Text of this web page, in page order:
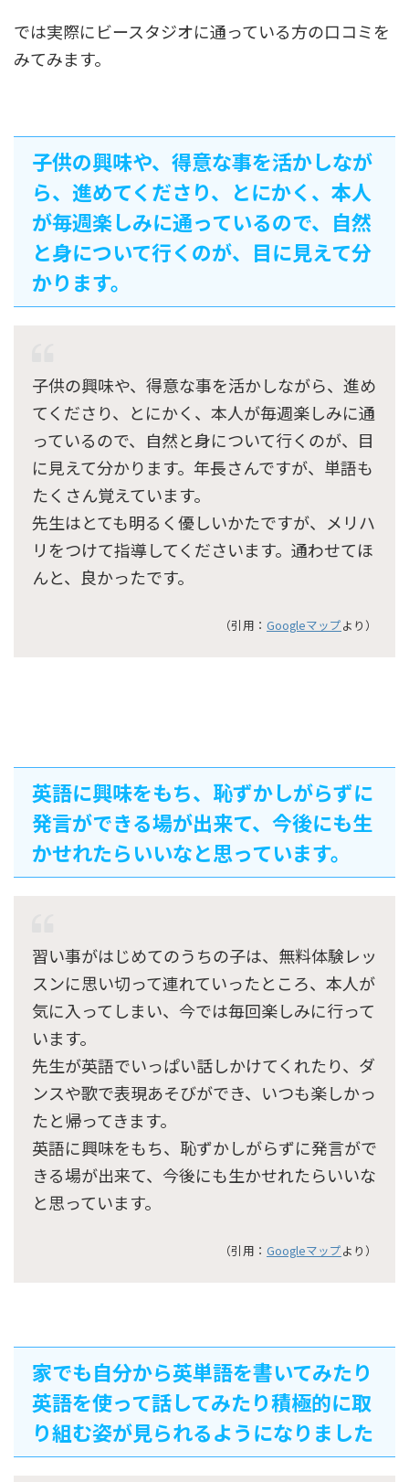
では実際にビースタジオに通っている方の口コミを
みてみます。
子供の興味や、得意な事を活かしなが
ら、進めてくださり、とにかく、本人
が毎週楽しみに通っているので、自然
と身について行くのが、目に見えて分
かります。
子供の興味や、得意な事を活かしながら、進め
てくださり、とにかく、本人が毎週楽しみに通
っているので、自然と身について行くのが、目
に見えて分かります。年長さんですが、単語も
たくさん覚えています。
先生はとても明るく優しいかたですが、メリハ
リをつけて指導してくださいます。通わせてほ
んと、良かったです。
（引用： Googleマップより）
英語に興味をもち、恥ずかしがらずに
発言ができる場が出来て、今後にも生
かせれたらいいなと思っています。
習い事がはじめてのうちの子は、無料体験レッ
スンに思い切って連れていったところ、本人が
気に入ってしまい、今では毎回楽しみに行って
います。
先生が英語でいっぱい話しかけてくれたり、ダ
ンスや歌で表現あそびができ、いつも楽しかっ
たと帰ってきます。
英語に興味をもち、恥ずかしがらずに発言がで
きる場が出来て、今後にも生かせれたらいいな
と思っています。
（引用： Googleマップより）
家でも自分から英単語を書いてみたり
英語を使って話してみたり積極的に取
り組む姿が見られるようになりました